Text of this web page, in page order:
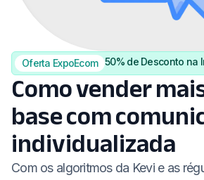
Oferta ExpoEcom 50% de Desconto na
Como vender
base com
individualizada
Com os algoritmos da Kevi e as